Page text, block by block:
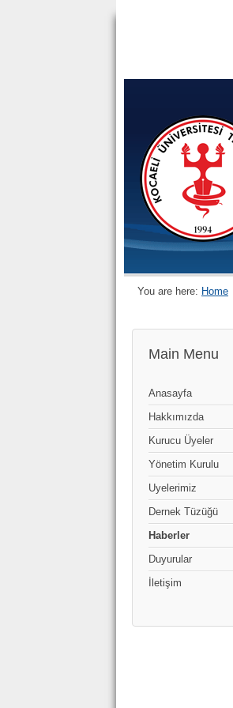
You are here: Home
Main Menu
Anasayfa
Hakkımızda
Kurucu Üyeler
Yönetim Kurulu
Uyelerimiz
Dernek Tüzüğü
Haberler
Duyurular
İletişim